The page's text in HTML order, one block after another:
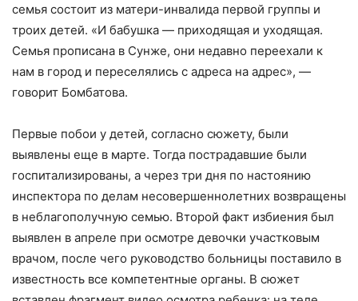
семья состоит из матери-инвалида первой группы и
троих детей. «И бабушка — приходящая и уходящая.
Семья прописана в Сунже, они недавно переехали к
нам в город и переселялись с адреса на адрес», —
говорит Бомбатова.
Первые побои у детей, согласно сюжету, были
выявлены еще в марте. Тогда пострадавшие были
госпитализированы, а через три дня по настоянию
инспектора по делам несовершеннолетних возвращены
в неблагополучную семью. Второй факт избиения был
выявлен в апреле при осмотре девочки участковым
врачом, после чего руководство больницы поставило в
известность все компетентные органы. В сюжет